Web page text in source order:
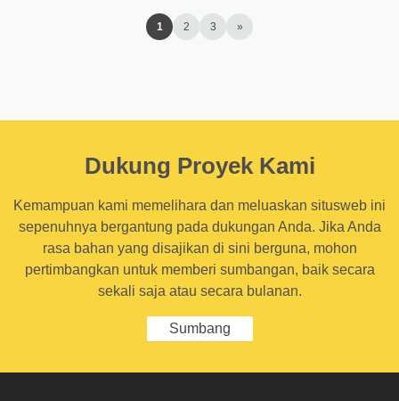
1 2 3 »
Dukung Proyek Kami
Kemampuan kami memelihara dan meluaskan situsweb ini
sepenuhnya bergantung pada dukungan Anda. Jika Anda
rasa bahan yang disajikan di sini berguna, mohon
pertimbangkan untuk memberi sumbangan, baik secara
sekali saja atau secara bulanan.
Sumbang